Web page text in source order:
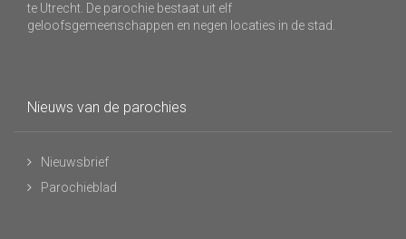
te Utrecht. De parochie bestaat uit elf
geloofsgemeenschappen en negen locaties in de stad.
Nieuws van de parochies
Nieuwsbrief
Parochieblad